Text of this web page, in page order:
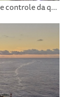
controle da q...